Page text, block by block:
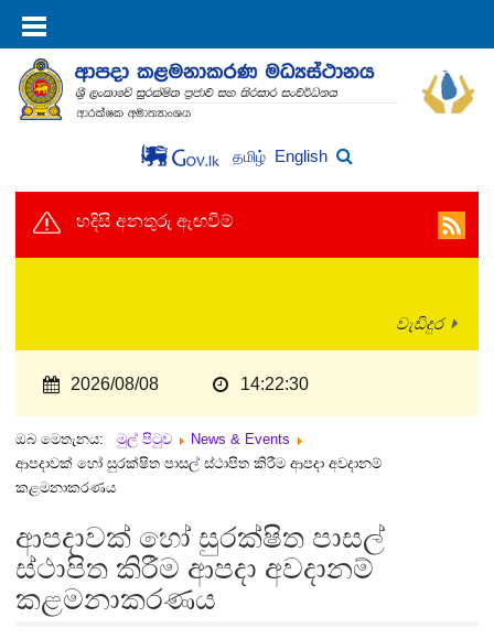
தமிழ் English
හදිසි අනතුරු ඇඟවීම්
වැඩිදුර
2026/08/08 14:22:30
ඔබ මෙතැනය: මුල් පිටුව
News & Events
ආපදාවක් හෝ සුරක්ෂිත පාසල් ස්ථාපිත කිරීම ආපදා අවදානම්
කළමනාකරණය
ආපදාවක් හෝ සුරක්ෂිත පාසල්
ස්ථාපිත කිරීම ආපදා අවදානම්
කළමනාකරණය